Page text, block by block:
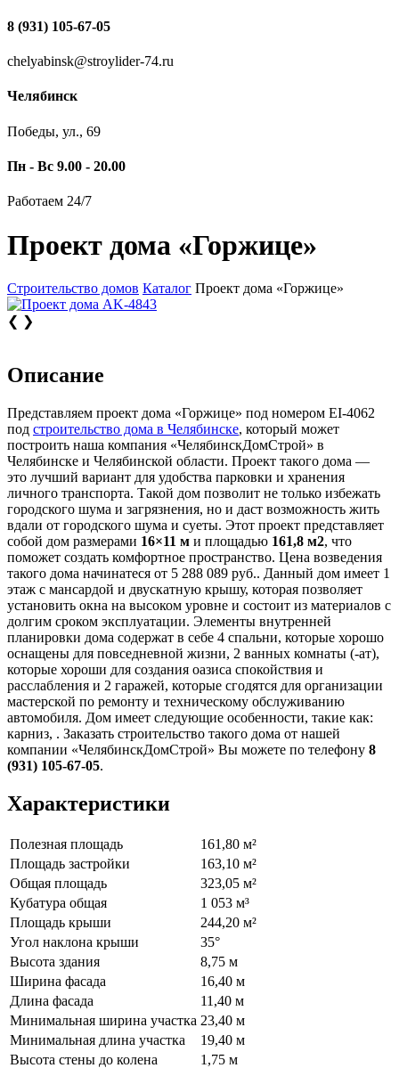
8 (931) 105-67-05
chelyabinsk@stroylider-74.ru
Челябинск
Победы, ул., 69
Пн - Вс 9.00 - 20.00
Работаем 24/7
Проект дома «Горжице»
Строительство домов Каталог Проект дома «Горжице»
❮ ❯
Описание
Представляем проект дома «Горжице» под номером EI-4062
под строительство дома в Челябинске, который может
построить наша компания «ЧелябинскДомСтрой» в
Челябинске и Челябинской области. Проект такого дома —
это лучший вариант для удобства парковки и хранения
личного транспорта. Такой дом позволит не только избежать
городского шума и загрязнения, но и даст возможность жить
вдали от городского шума и суеты. Этот проект представляет
собой дом размерами 16×11 м и площадью 161,8 м2, что
поможет создать комфортное пространство. Цена возведения
такого дома начинатеся от 5 288 089 руб.. Данный дом имеет 1
этаж с мансардой и двускатную крышу, которая позволяет
установить окна на высоком уровне и состоит из материалов с
долгим сроком эксплуатации. Элементы внутренней
планировки дома содержат в себе 4 спальни, которые хорошо
оснащены для повседневной жизни, 2 ванных комнаты (-ат),
которые хороши для создания оазиса спокойствия и
расслабления и 2 гаражей, которые сгодятся для организации
мастерской по ремонту и техническому обслуживанию
автомобиля. Дом имеет следующие особенности, такие как:
карниз, . Заказать строительство такого дома от нашей
компании «ЧелябинскДомСтрой» Вы можете по телефону 8
(931) 105-67-05.
Характеристики
Полезная площадь
161,80 м²
Площадь застройки
163,10 м²
Общая площадь
323,05 м²
Кубатура общая
1 053 м³
Площадь крыши
244,20 м²
Угол наклона крыши
35°
Высота здания
8,75 м
Ширина фасада
16,40 м
Длина фасада
11,40 м
Минимальная ширина участка 23,40 м
Минимальная длина участка
19,40 м
Высота стены до колена
1,75 м